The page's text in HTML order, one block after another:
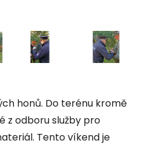
honů. Do terénu kromě
z odboru služby pro
Tento víkend je